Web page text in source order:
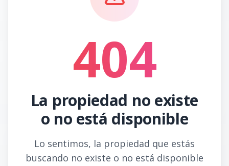
404
La propiedad no existe
o no está disponible
Lo sentimos, la propiedad que estás
buscando no existe o no está disponible